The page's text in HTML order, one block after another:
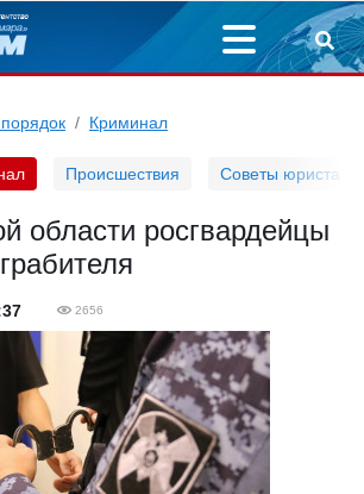
Криминал
Происшествия Советы юриста
области росгвардейцы
2656